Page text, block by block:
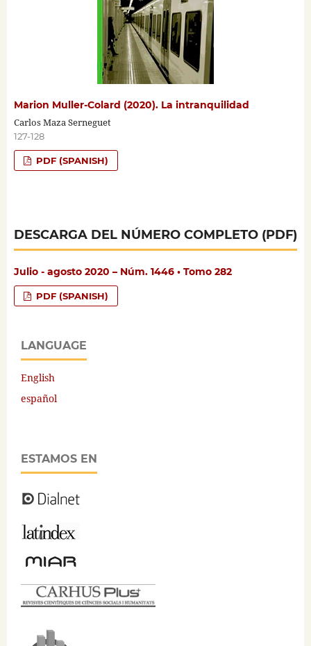
Marion Muller-Colard (2020). La intranquilidad
Carlos Maza Serneguet
127-128
PDF (SPANISH)
DESCARGA DEL NÚMERO COMPLETO (PDF)
Julio - agosto 2020 – Núm. 1446 • Tomo 282
PDF (SPANISH)
LANGUAGE
English
español
ESTAMOS EN